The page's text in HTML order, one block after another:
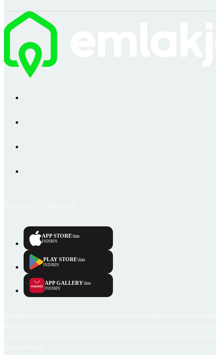
APP STORE'dan
İNDİRİN
PLAY STORE'dan
İNDİRİN
APP GALLERY'den
İNDİRİN